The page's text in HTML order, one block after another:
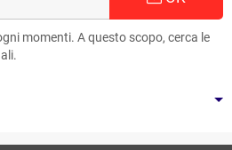
momenti. A questo scopo, cerca le